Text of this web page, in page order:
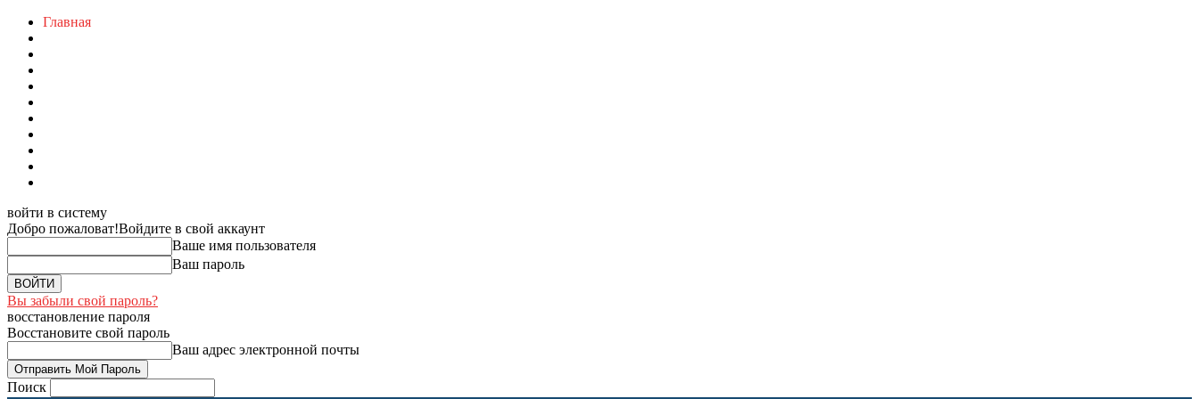
Главная
войти в систему
Добро пожаловат!Войдите в свой аккаунт
Ваше имя пользователя
Ваш пароль
Вы забыли свой пароль?
восстановление пароля
Восстановите свой пароль
Ваш адрес электронной почты
Поиск